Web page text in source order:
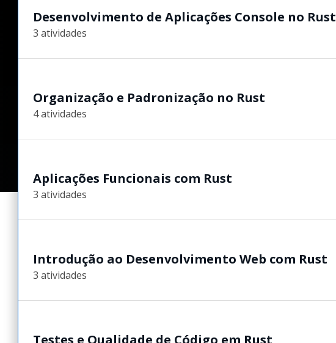
Desenvolvimento de Aplicações Console no Rust
3 atividades
Organização e Padronização no Rust
4 atividades
Aplicações Funcionais com Rust
3 atividades
Introdução ao Desenvolvimento Web com Rust
3 atividades
Testes e Qualidade de Código em Rust